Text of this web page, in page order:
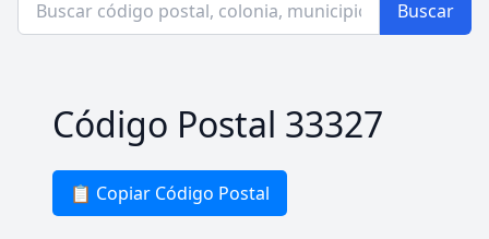
Buscar
Código Postal 33327
📋 Copiar Código Postal